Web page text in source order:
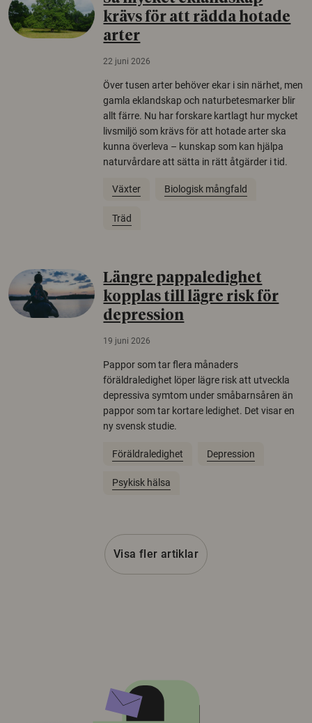
krävs för att rädda hotade
arter
22 juni 2026
Över tusen arter behöver ekar i sin närhet, men
gamla eklandskap och naturbetesmarker blir
allt färre. Nu har forskare kartlagt hur mycket
livsmiljö som krävs för att hotade arter ska
kunna överleva – kunskap som kan hjälpa
naturvårdare att sätta in rätt åtgärder i tid.
Växter Biologisk mångfald
Träd
Längre pappaledighet
kopplas till lägre risk för
depression
19 juni 2026
Pappor som tar flera månaders
föräldraledighet löper lägre risk att utveckla
depressiva symtom under småbarnsåren än
pappor som tar kortare ledighet. Det visar en
ny svensk studie.
Föräldraledighet Depression
Psykisk hälsa
Visa fler artiklar